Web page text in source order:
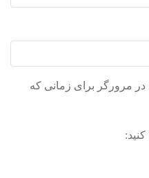
در مرورگر برای زمانی که